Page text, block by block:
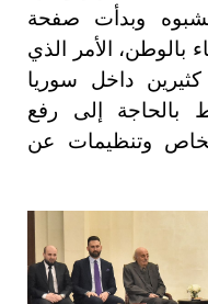
وبدأت صفحة
بالوطن، الأمر الذي
داخل سوريا
بالحاجة إلى رفع
وتنظيمات عن